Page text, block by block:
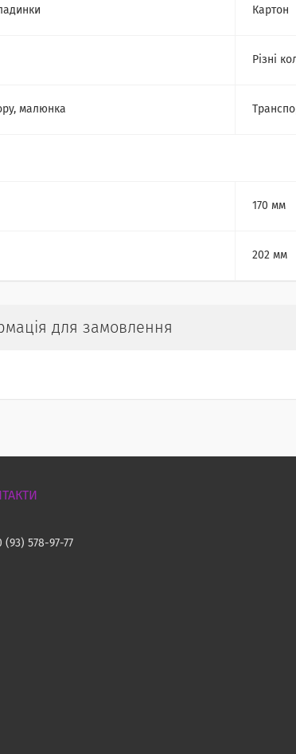
Картон
Різні
малюнка
170 мм
202 мм
для замовлення
(93) 578-97-77